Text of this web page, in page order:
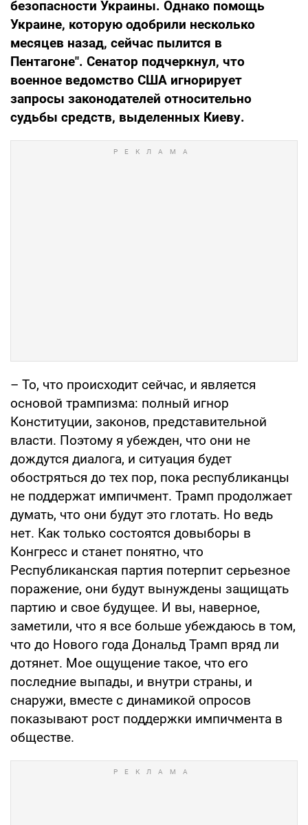
безопасности Украины. Однако помощь
Украине, которую одобрили несколько
месяцев назад, сейчас пылится в
Пентагоне". Сенатор подчеркнул, что
военное ведомство США игнорирует
запросы законодателей относительно
судьбы средств, выделенных Киеву.
– То, что происходит сейчас, и является
основой трампизма: полный игнор
Конституции, законов, представительной
власти. Поэтому я убежден, что они не
дождутся диалога, и ситуация будет
обостряться до тех пор, пока республиканцы
не поддержат импичмент. Трамп продолжает
думать, что они будут это глотать. Но ведь
нет. Как только состоятся довыборы в
Конгресс и станет понятно, что
Республиканская партия потерпит серьезное
поражение, они будут вынуждены защищать
партию и свое будущее. И вы, наверное,
заметили, что я все больше убеждаюсь в том,
что до Нового года Дональд Трамп вряд ли
дотянет. Мое ощущение такое, что его
последние выпады, и внутри страны, и
снаружи, вместе с динамикой опросов
показывают рост поддержки импичмента в
обществе.